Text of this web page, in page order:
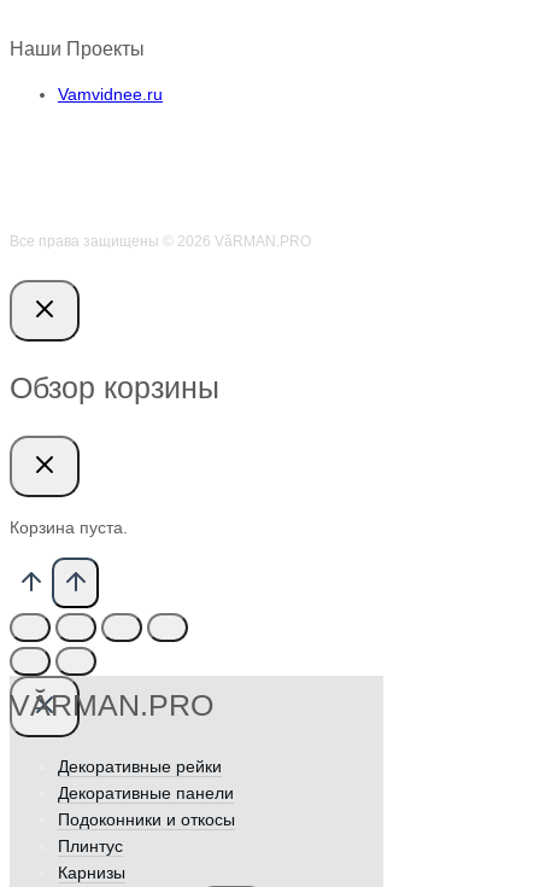
Наши Проекты
Vamvidnee.ru
Все права защищены © 2026 VӑRMAN.PRO
Обзор корзины
Корзина пуста.
VӐRMAN.PRO
Декоративные рейки
Декоративные панели
Подоконники и откосы
Плинтус
Карнизы